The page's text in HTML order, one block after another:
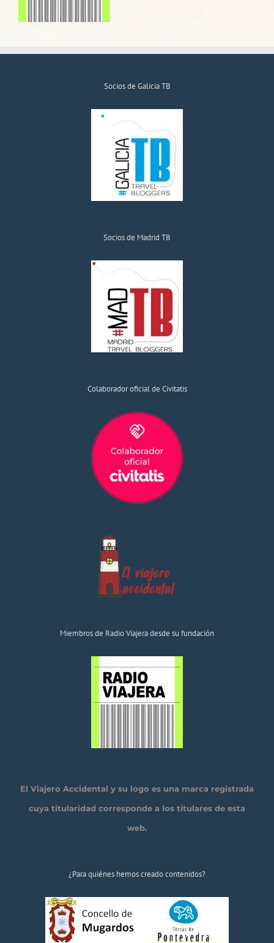
Socios de Galicia TB
Socios de Madrid TB
Colaborador oficial de Civitatis
Miembros de Radio Viajera desde su fundación
El Viajero Accidental y su logo es una marca registrada
cuya titularidad corresponde a los titulares de esta
web.
¿Para quiénes hemos creado contenidos?